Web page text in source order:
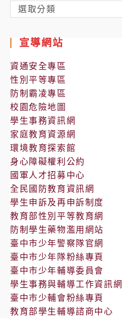
各
處
公
告
選取分類
宣導網站
資通安全專區
性別平等專區
防制霸凌專區
校園危險地圖
學生事務資訊網
家庭教育資源網
環境教育探索館
身心障礙權利公約
國軍人才招募中心
全民國防教育資訊網
學生申訴及再申訴制度
教育部性別平等教育網
防制學生藥物濫用網站
臺中市少年警察隊官網
臺中市少年隊粉絲專頁
臺中市少年輔導委員會
學生事務與輔導工作資訊網
臺中市少輔會粉絲專頁
教育部學生輔導諮商中心